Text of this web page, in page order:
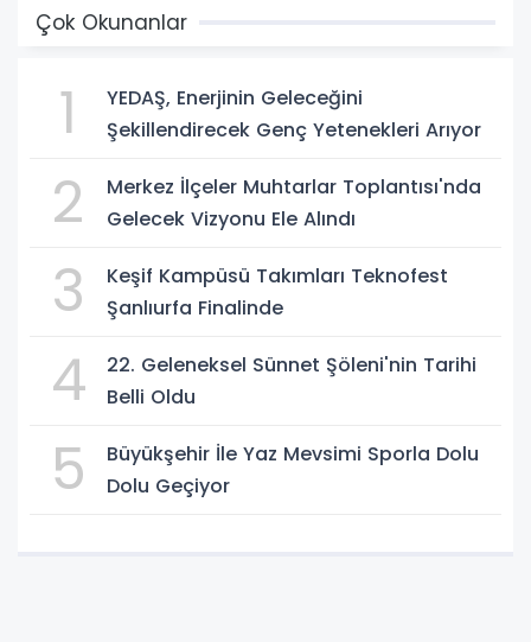
Çok Okunanlar
1
YEDAŞ, Enerjinin Geleceğini
Şekillendirecek Genç Yetenekleri Arıyor
2
Merkez İlçeler Muhtarlar Toplantısı'nda
Gelecek Vizyonu Ele Alındı
3
Keşif Kampüsü Takımları Teknofest
Şanlıurfa Finalinde
4
22. Geleneksel Sünnet Şöleni'nin Tarihi
Belli Oldu
5
Büyükşehir İle Yaz Mevsimi Sporla Dolu
Dolu Geçiyor